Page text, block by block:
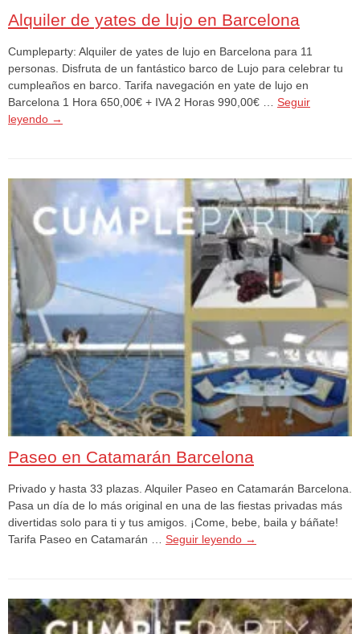
Alquiler de yates de lujo en Barcelona
Cumpleparty: Alquiler de yates de lujo en Barcelona para 11
personas. Disfruta de un fantástico barco de Lujo para celebrar tu
cumpleaños en barco. Tarifa navegación en yate de lujo en
Barcelona 1 Hora 650,00€ + IVA 2 Horas 990,00€ … Seguir
leyendo →
Paseo en Catamarán Barcelona
Privado y hasta 33 plazas. Alquiler Paseo en Catamarán Barcelona.
Pasa un día de lo más original en una de las fiestas privadas más
divertidas solo para ti y tus amigos. ¡Come, bebe, baila y báñate!
Tarifa Paseo en Catamarán … Seguir leyendo →